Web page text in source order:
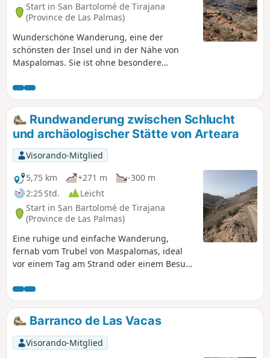
Start in San Bartolomé de Tirajana
(Province de Las Palmas)
Wunderschöne Wanderung, eine der
schönsten der Insel und in der Nähe von
Maspalomas. Sie ist ohne besondere
einfach zu folgen und bietet entlang der
gesamten Strecke herrliche Ausblicke. Die
Landschaften sind beeindruckend und
erinnern stellenweise an den Grand Canyon.
Von oben werden Sie die beiden Staudämme
zu schätzen wissen! Eine spektakuläre
Wanderung, ideal, um eine auf der Insel
einzigartige Naturkulisse zu entdecken.
Rundwanderung zwischen Schlucht
und archäologischer Stätte von Arteara
Visorando-Mitglied
5,75 km
+271 m
-300 m
2:25 Std.
Leicht
Start in San Bartolomé de Tirajana
(Province de Las Palmas)
Eine ruhige und einfache Wanderung,
fernab vom Trubel von Maspalomas, ideal
vor einem Tag am Strand oder einem Besuch
jedermann zugänglich und keine besondere
Ausrüstung erforderlich! Genießen Sie
diesen Moment in einer Kulisse, die
manchmal an einen Western erinnert, oder
inmitten der Schlucht und der Vegetation.
Die Rückfahrt mit dem Auto bietet Ihnen
Barranco de Las Vacas
Visorando-Mitglied